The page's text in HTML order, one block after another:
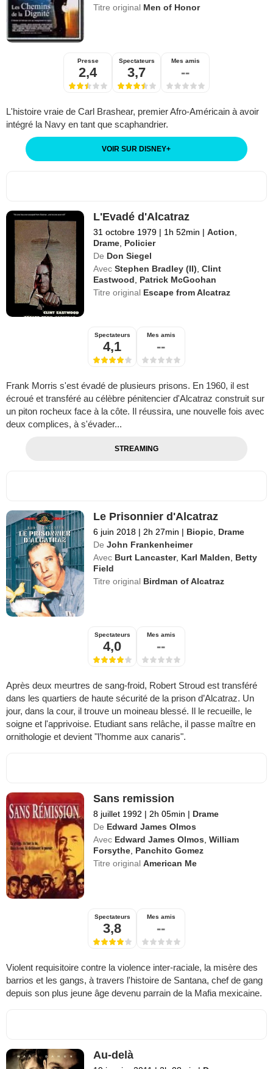
Titre original Men of Honor
Presse
2,4
Spectateurs
3,7
Mes amis
--
L'histoire vraie de Carl Brashear, premier Afro-Américain à avoir
intégré la Navy en tant que scaphandrier.
VOIR SUR DISNEY+
L'Evadé d'Alcatraz
31 octobre 1979 | 1h 52min | Action
Drame Policier
De Don Siegel
Avec Stephen Bradley (II) ,Clint
Eastwood
Patrick McGoohan
Titre original Escape from Alcatraz
Spectateurs
4,1
Mes amis
--
Frank Morris s'est évadé de plusieurs prisons. En 1960, il est
écroué et transféré au célèbre pénitencier d'Alcatraz construit sur
un piton rocheux face à la côte. Il réussira, une nouvelle fois avec
deux complices, à s'évader...
STREAMING
Le Prisonnier d'Alcatraz
6 juin 2018 | 2h 27min | Biopic Drame
De John Frankenheimer
Avec Burt Lancaster, Karl Malden
Betty
Field
Titre original Birdman of Alcatraz
Spectateurs
4,0
Mes amis
--
Après deux meurtres de sang-froid, Robert Stroud est transféré
dans les quartiers de haute sécurité de la prison d’Alcatraz. Un
jour, dans la cour, il trouve un moineau blessé. Il le recueille, le
soigne et l'apprivoise. Etudiant sans relâche, il passe maître en
ornithologie et devient "l’homme aux canaris".
Sans remission
8 juillet 1992 | 2h 05min | Drame
De Edward James Olmos
Avec Edward James Olmos ,William
Forsythe Panchito Gomez
Titre originalAmerican Me
Spectateurs
3,8
Mes amis
--
Violent requisitoire contre la violence inter-raciale, la misère des
barrios et les gangs, à travers l'histoire de Santana, chef de gang
depuis son plus jeune âge devenu parrain de la Mafia mexicaine.
Au-delà